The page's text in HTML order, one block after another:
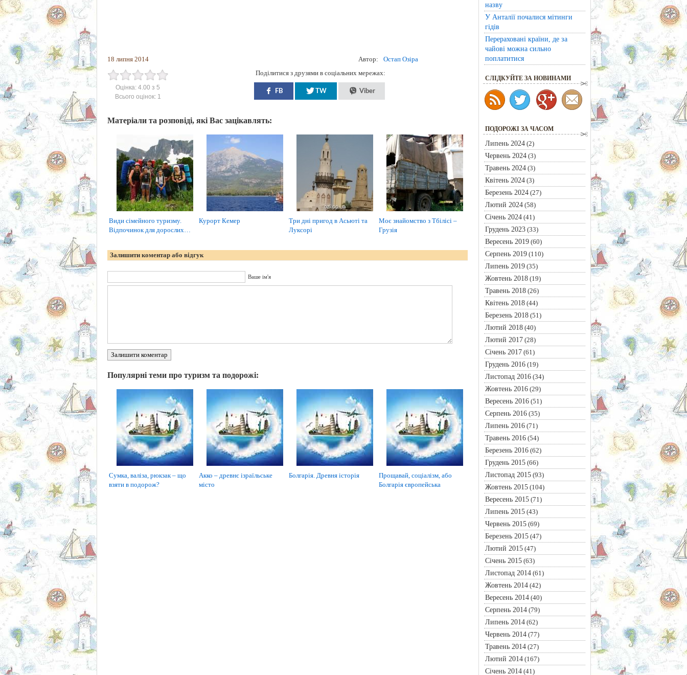
18 липня 2014 Автор: Остап Озіра
Оцінка: 4.00 з 5
Всього оцінок: 1
Поділитися з друзями в соціальних мережах:
FB TW Viber
Матеріали та розповіді, які Вас зацікавлять:
Види сімейного туризму.
Відпочинок для дорослих…
Курорт Кемер
Три дні пригод в Асьюті та
Луксорі
Моє знайомство з Тбілісі –
Грузія
Залишити коментар або відгук
Ваше ім'я
Залишити коментар
Популярні теми про туризм та подорожі:
Сумка, валіза, рюкзак – що
взяти в подорож?
Акко – древнє ізраїльське
місто
Болгарія. Древня історія
Прощавай, соціалізм, або
Болгарія європейська
назву
У Анталії почалися мітинги
гідів
Перераховані країни, де за
чайові можна сильно
поплатитися
CЛІДКУЙТЕ ЗА НОВИНАМИ
ПОДОРОЖІ ЗА ЧАСОМ
Липень 2024(2)
Червень 2024(3)
Травень 2024(3)
Квітень 2024(3)
Березень 2024(27)
Лютий 2024(58)
Січень 2024(41)
Грудень 2023(33)
Вересень 2019(60)
Серпень 2019(110)
Липень 2019(35)
Жовтень 2018(19)
Травень 2018(26)
Квітень 2018(44)
Березень 2018(51)
Лютий 2018(40)
Лютий 2017(28)
Січень 2017(61)
Грудень 2016(19)
Листопад 2016(34)
Жовтень 2016(29)
Вересень 2016(51)
Серпень 2016(35)
Липень 2016(71)
Травень 2016(54)
Березень 2016(62)
Грудень 2015(66)
Листопад 2015(93)
Жовтень 2015(104)
Вересень 2015(71)
Липень 2015(43)
Червень 2015(69)
Березень 2015(47)
Лютий 2015(47)
Січень 2015(63)
Листопад 2014(61)
Жовтень 2014(42)
Вересень 2014(40)
Серпень 2014(79)
Липень 2014(62)
Червень 2014(77)
Травень 2014(27)
Лютий 2014(167)
Січень 2014(41)